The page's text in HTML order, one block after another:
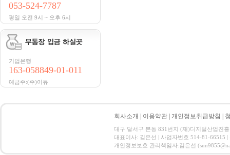
053-524-7787
평일 오전 9시 ~ 오후 6시
기업은행
163-058849-01-011
예금주:(주)이튜
회사소개 이용약관 개인정보취급방침
대구 달서구 본동 831번지 (재)디지털산업진
대표이사: 김은선 | 사업자번호 514-81-66515
개인정보보호 관리책임자:김은선